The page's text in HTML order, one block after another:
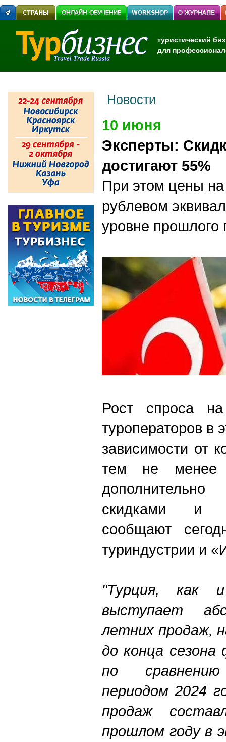
туристический
для
Новости
10 июня
Эксперты:
достигают 55%
При этом цены
рублевом
уровне прошлого
Рост спроса
туроператоров в
зависимости от
тем не менее
дополнительно
скидками и
сообщают
туриндустрии и
"Турция, как
выступает
летних продаж,
до конца
по
периодом 2024
продаж
прошлом году в